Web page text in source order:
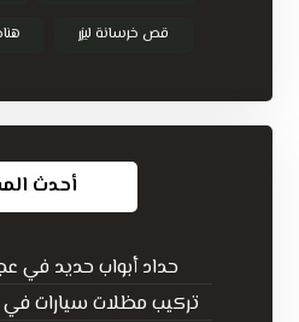
قص خرسانة ليزر
أحدث
حداد أبواب حديد في عجمان :
تركيب مظلات سيارات في عجمان :